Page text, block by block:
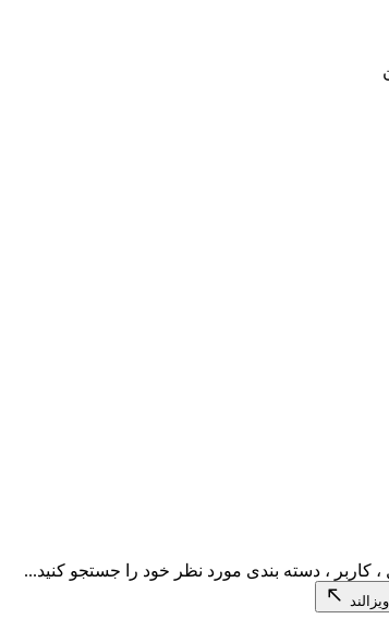
کاربر ، دسته بندی مورد نظر خود را جستجو کنید...